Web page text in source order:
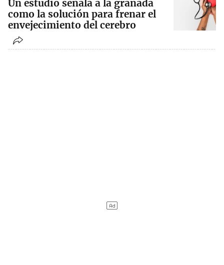
Un estudio señala a la granada
como la solución para frenar el
envejecimiento del cerebro